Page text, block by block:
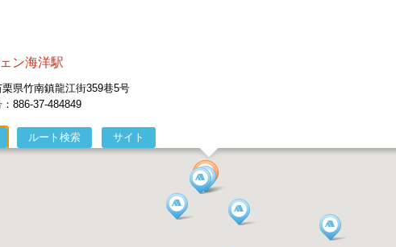
ン海洋駅
県竹南鎮龍江街359巷5号
886-37-484849
ルート検索 サイト